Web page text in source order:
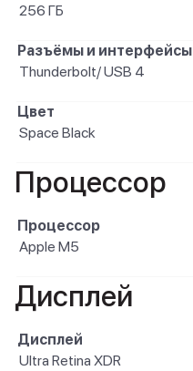
256 ГБ
Разъёмы и интерфейсы
Thunderbolt/ USB 4
Цвет
Space Black
Процессор
Процессор
Apple M5
Дисплей
Дисплей
Ultra Retina XDR